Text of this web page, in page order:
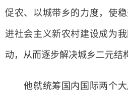
促农、以城带乡的力度，使
进社会主义新农村建设成为
动，从而逐步解决城乡二元结
他就统筹国内国际两个大